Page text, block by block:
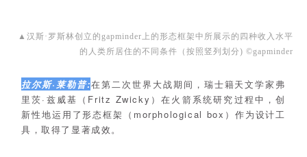
▲ 汉斯·罗斯林创立的gapminder上的形态框架中所展示的四种收入水平
的人类所居住的不同条件（按照竖列划分) ©gapminder
拉尔斯·莱勒普:在第二次世界大战期间，瑞士籍天文学家弗
里茨·兹威基（Fritz Zwicky）在火箭系统研究过程中，创
新性地运用了形态框架（morphological box）作为设计工
具，取得了显著成效。